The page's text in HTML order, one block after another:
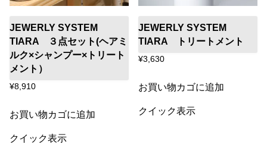
JEWERLY SYSTEM
TIARA ３点セット(ヘアミ
ルク×シャンプー×トリート
メント）
¥8,910
お買い物カゴに追加
クイック表示
JEWERLY SYSTEM
TIARA トリートメント
¥3,630
お買い物カゴに追加
クイック表示